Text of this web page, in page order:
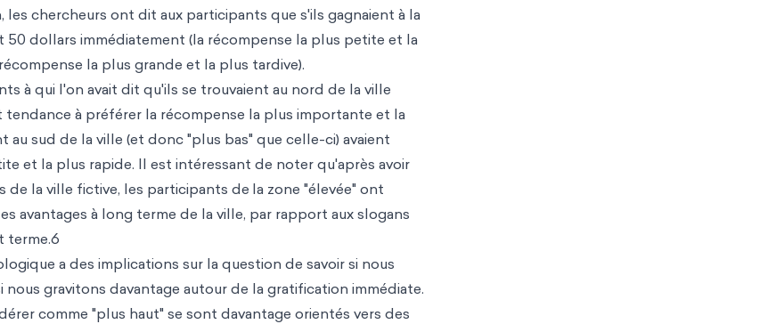
chercheurs ont dit aux participants que s'ils gagnaient à la
50 dollars immédiatement (la récompense la plus petite et la
la plus grande et la plus tardive).
à qui l'on avait dit qu'ils se trouvaient au nord de la ville
à préférer la récompense la plus importante et la
au sud de la ville (et donc "plus bas" que celle-ci) avaient
et la plus rapide. Il est intéressant de noter qu'après avoir
de la ville fictive, les participants de la zone "élevée" ont
avantages à long terme de la ville, par rapport aux slogans
terme.6
a des implications sur la question de savoir si nous
gravitons davantage autour de la gratification immédiate.
comme "plus haut" se sont davantage orientés vers des